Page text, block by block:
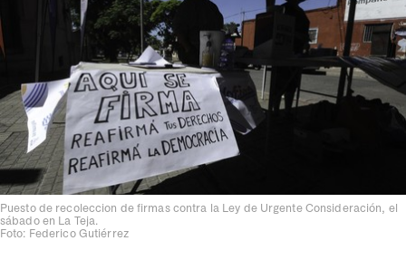
Puesto de recoleccion de firmas contra la Ley de Urgente Consideración, el
sábado en La Teja.
Foto: Federico Gutiérrez